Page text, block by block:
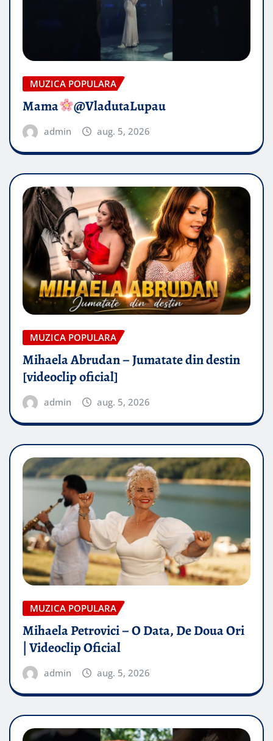
MUZICA POPULARA
Mama @VladutaLupau
admin aug. 5, 2026
MUZICA POPULARA
Mihaela Abrudan – Jumatate din destin
[videoclip oficial]
admin aug. 5, 2026
MUZICA POPULARA
Mihaela Petrovici – O Data, De Doua Ori
| Videoclip Oficial
admin aug. 5, 2026